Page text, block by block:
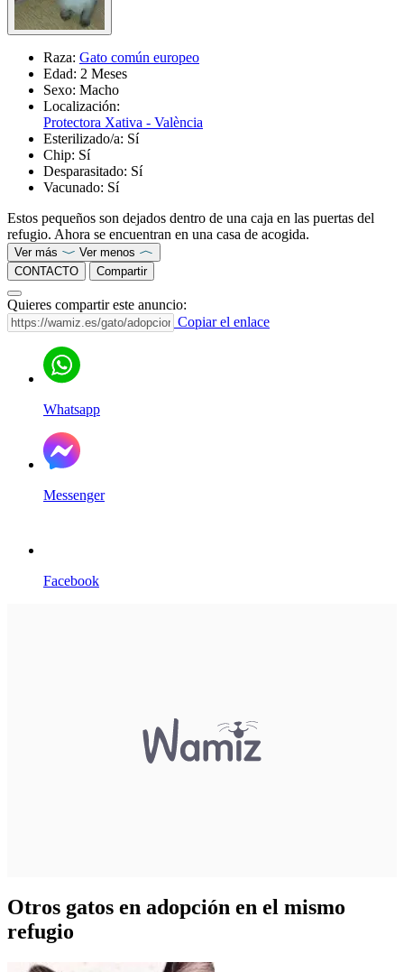
Raza: Gato común europeo
Edad: 2 Meses
Sexo: Macho
Localización:
Protectora Xativa - València
Esterilizado/a: Sí
Chip: Sí
Desparasitado: Sí
Vacunado: Sí
Estos pequeños son dejados dentro de una caja en las puertas del
refugio. Ahora se encuentran en una casa de acogida.
Ver más
Ver menos
CONTACTO
Compartir
Quieres compartir este anuncio:
Copiar el enlace
Whatsapp
Messenger
Facebook
Otros gatos en adopción en el mismo
refugio